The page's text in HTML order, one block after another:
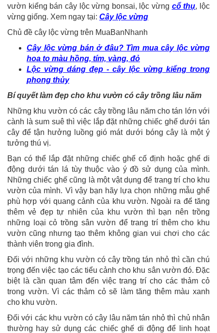
vườn kiểng bán cây lộc vừng bonsai, lộc vừng cổ thụ, lộc
vừng giống. Xem ngay tại: Cây lộc vừng
Chủ đề cây lộc vừng trên MuaBanNhanh
Cây lộc vừng bán ở đâu? Tìm mua cây lộc vừng
hoa to màu hồng, tím, vàng, đỏ
Lộc vừng dáng đẹp - cây lộc vừng kiểng trong
phong thủy
Bí quyết làm đẹp cho khu vườn có cây trồng lâu năm
Những khu vườn có các cây trồng lâu năm cho tán lớn với
cành là sum suê thì việc lắp đặt những chiếc ghế dưới tán
cây để tận hưởng luồng gió mát dưới bóng cây là một ý
tưởng thú vị.
Bạn có thể lắp đặt những chiếc ghế cố định hoặc ghế di
động dưới tán lá tùy thuộc vào ý đồ sử dụng của mình.
Những chiếc ghế cũng là một vật dụng để trang trí cho khu
vườn của mình. Vì vậy bạn hãy lựa chọn những mẫu ghế
phù hợp với quang cảnh của khu vườn. Ngoài ra để tăng
thêm vẻ đẹp tự nhiên của khu vườn thì bạn nên trồng
những loại cỏ trồng sân vườn để trang trí thêm cho khu
vườn cũng nhưng tạo thêm không gian vui chơi cho các
thành viên trong gia đình.
Đối với những khu vườn có cây trồng tán nhỏ thì cần chú
trọng đến việc tạo các tiểu cảnh cho khu sân vườn đó. Đặc
biệt là cần quan tâm đến việc trang trí cho các thảm cỏ
trong vườn. Vì các thảm cỏ sẽ làm tăng thêm màu xanh
cho khu vườn.
Đối với các khu vườn có cây lâu năm tán nhỏ thì chủ nhân
thường hay sử dụng các chiếc ghế di động để linh hoạt